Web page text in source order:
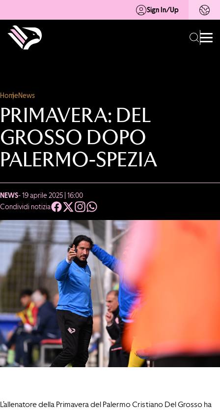
Sign In/Up
HomeNews
PRIMAVERA: DEL
GROSSO DOPO
PALERMO-SPEZIA
NEWS- 19 aprile 2025 | 16:00
Condividi notizia
L’allenatore della Primavera del Palermo Cristiano Del Grosso ha